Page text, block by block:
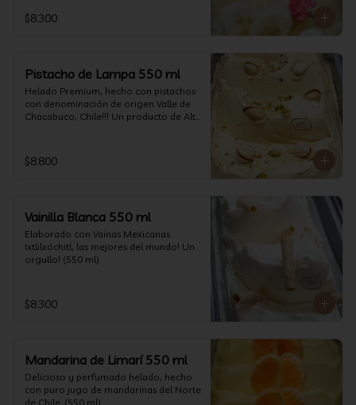
$8.300
Pistacho de Lampa 550 ml
Helado Premium, hecho con pistachos
con denominación de origen Valle de
Chacabuco, Chile!!! Un producto de Alta
$8.800
Vainilla Blanca 550 ml
Elaborado con Vainas Mexicanas
Ixtlilxóchitl, las mejores del mundo! Un
orgullo! (550 ml)
$8.300
Mandarina de Limarí 550 ml
Delicioso y perfumado helado, hecho
con puro jugo de mandarinas del Norte
de Chile. (550 ml)